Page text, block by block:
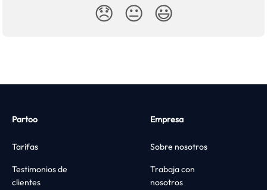
😞 😐 😃
Partoo
Tarifas
Testimonios de
clientes
Empresa
Sobre nosotros
Trabaja con
nosotros